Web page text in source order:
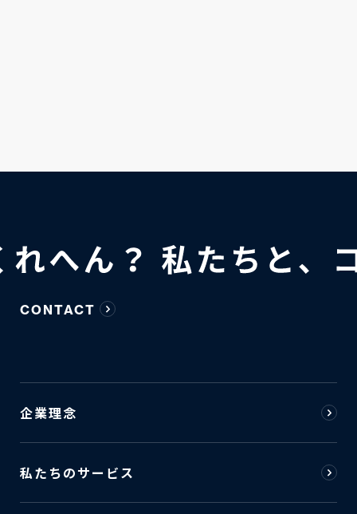
CONTACT
企業理念
私たちのサービス